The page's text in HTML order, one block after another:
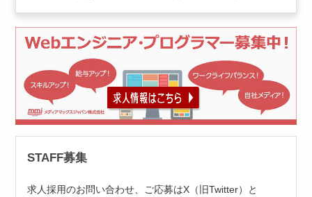
STAFF募集
求人採用のお問い合わせ、ご応募はX（旧Twitter）と